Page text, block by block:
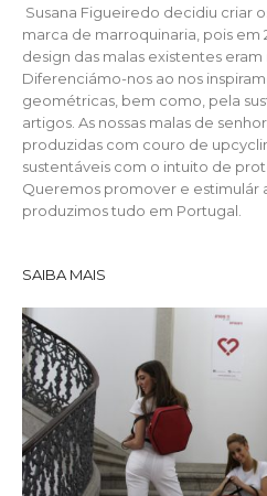
Susana Figueiredo decidiu criar
marca de marroquinaria, pois
design das malas existentes
Diferenciámo-nos ao nos
geométricas, bem como, pela
artigos. As nossas malas de
produzidas com couro de
sustentáveis com o intuito de
Queremos promover e estimulár
produzimos tudo em Portugal.
SAIBA MAIS